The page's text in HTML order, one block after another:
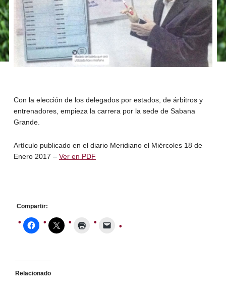
Con la elección de los delegados por estados, de árbitros y
entrenadores, empieza la carrera por la sede de Sabana
Grande.
Artículo publicado en el diario Meridiano el Miércoles 18 de
Enero 2017 – Ver en PDF
Compartir:
Relacionado